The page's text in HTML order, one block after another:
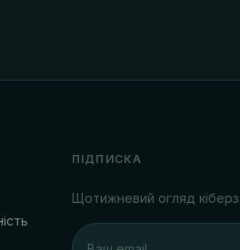
ПІДПИСКА
Щотижневий огляд